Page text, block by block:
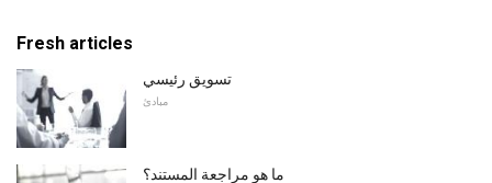
Fresh articles
تسويق رئيسي
مبادئ
ما هو مراجعة المستند؟